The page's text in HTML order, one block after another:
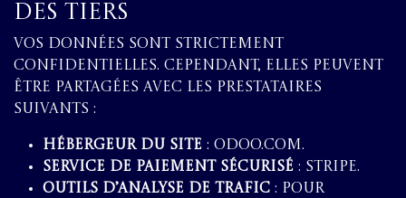
des Tiers
Vos données sont strictement
confidentielles. Cependant, elles peuvent
être partagées avec les prestataires
suivants :
Hébergeur du site : Odoo.com.
Service de paiement sécurisé : Stripe.
Outils d’analyse de trafic : pour